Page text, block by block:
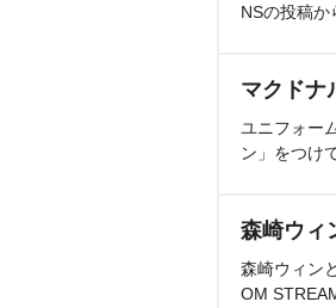
NSの投稿か
マクドナ
ユニフォー
ン」をつけ
森崎ウィ
森崎ウィン
OM